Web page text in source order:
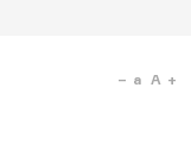
a A